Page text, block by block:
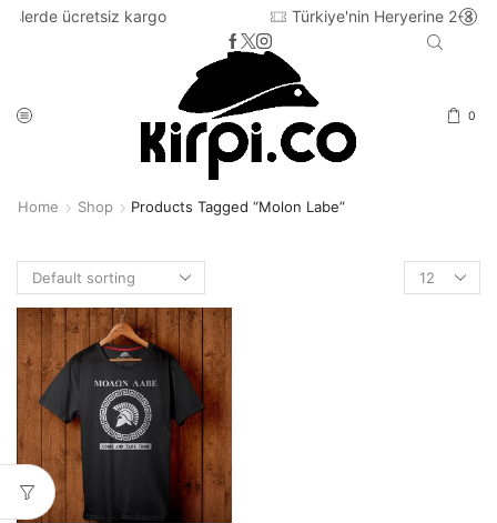
kargo Türkiye'nin Heryerine 2-3 iş günü içinde
0
Home Shop Products Tagged “Molon Labe”
Products
per